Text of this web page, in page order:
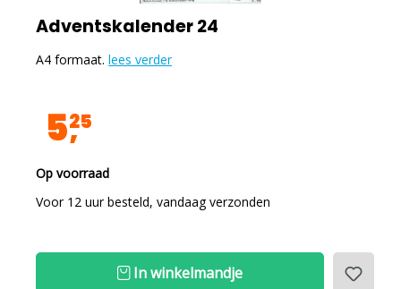
Adventskalender 24
A4 formaat. lees verder
525
Op voorraad
Voor 12 uur besteld, vandaag verzonden
In winkelmandje